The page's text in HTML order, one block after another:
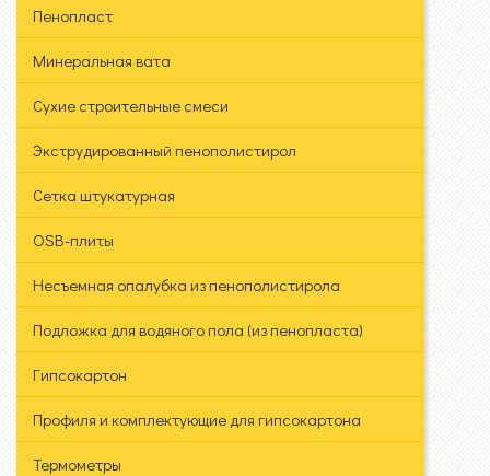
Пенопласт
Минеральная вата
Сухие строительные смеси
Экструдированный пенополистирол
Сетка штукатурная
OSB-плиты
Несъемная опалубка из пенополистирола
Подложка для водяного пола (из пенопласта)
Гипсокартон
Профиля и комплектующие для гипсокартона
Термометры